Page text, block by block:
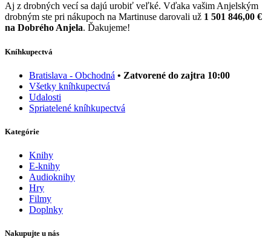
Aj z drobných vecí sa dajú urobiť veľké. Vďaka vašim Anjelským
drobným ste pri nákupoch na Martinuse darovali už 1 501 846,00 €
na Dobrého Anjela. Ďakujeme!
Kníhkupectvá
Bratislava - Obchodná • Zatvorené do zajtra 10:00
Všetky kníhkupectvá
Udalosti
Spriatelené kníhkupectvá
Kategórie
Knihy
E-knihy
Audioknihy
Hry
Filmy
Doplnky
Nakupujte u nás